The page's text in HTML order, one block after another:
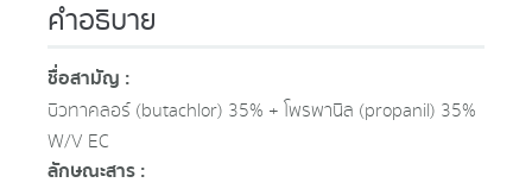
คำอธิบาย
ชื่อสามัญ :
บิวทาคลอร์ (butachlor) 35% + โพรพานิล (propanil) 35%
W/V EC
ลักษณะสาร :